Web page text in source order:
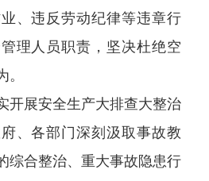
、违反劳动纪律等违章行
理人员职责，坚决杜绝空
展安全生产大排查大整治
、各部门深刻汲取事故教
综合整治、重大事故隐患行